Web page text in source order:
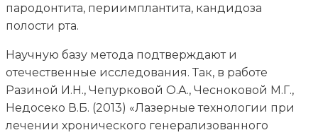
пародонтита, периимплантита, кандидоза
полости рта.
Научную базу метода подтверждают и
отечественные исследования. Так, в работе
Разиной И.Н., Чепурковой О.А., Чесноковой М.Г.,
Недосеко В.Б. (2013) «Лазерные технологии при
лечении хронического генерализованного